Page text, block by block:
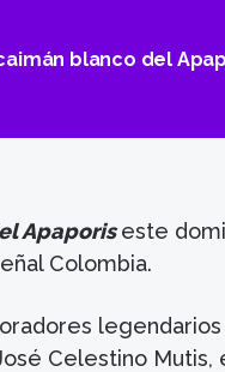
blanco del
Apaporiseste
Colombia.
Celestino